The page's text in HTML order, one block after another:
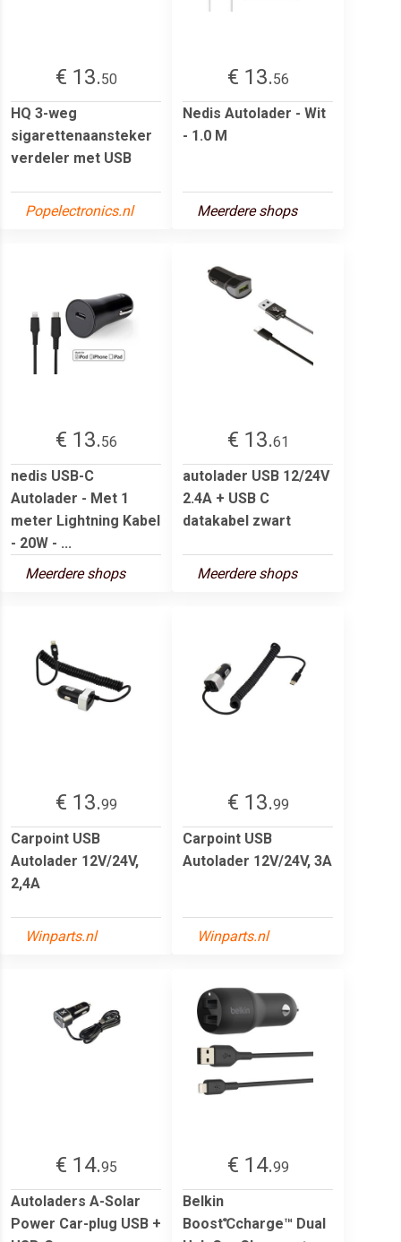
€ 13.50
HQ 3-weg
sigarettenaansteker
verdeler met USB
Popelectronics.nl
€ 13.56
Nedis Autolader - Wit
- 1.0 M
Meerdere shops
€ 13.56
nedis USB-C
Autolader - Met 1
meter Lightning Kabel
- 20W - ...
Meerdere shops
€ 13.61
autolader USB 12/24V
2.4A + USB C
datakabel zwart
Meerdere shops
€ 13.99
Carpoint USB
Autolader 12V/24V,
2,4A
Winparts.nl
€ 13.99
Carpoint USB
Autolader 12V/24V, 3A
Winparts.nl
€ 14.95
Autoladers A-Solar
Power Car-plug USB +
€ 14.99
Belkin
Boost℃charge™ Dual